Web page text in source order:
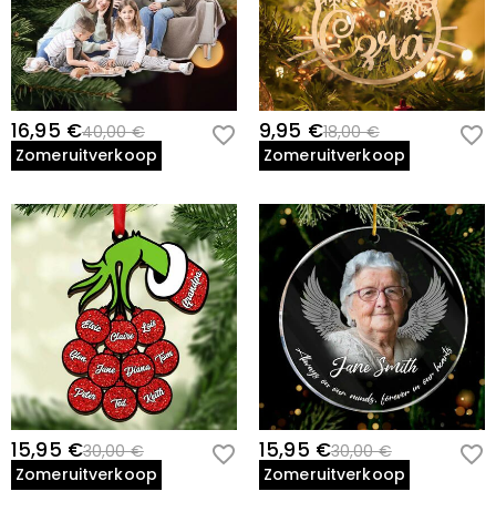
16,95 €40,00 €
Zomeruitverkoop
9,95 €18,00 €
Zomeruitverkoop
15,95 €30,00 €
Zomeruitverkoop
15,95 €30,00 €
Zomeruitverkoop